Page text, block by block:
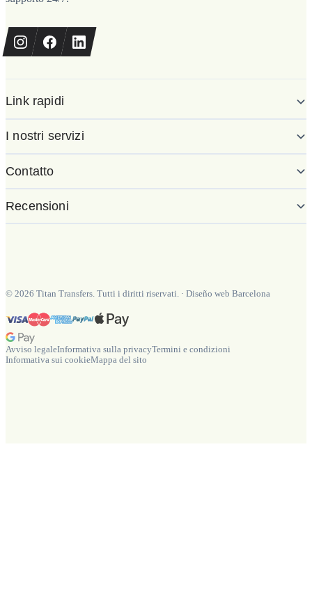
Link rapidi
I nostri servizi
Contatto
Recensioni
© 2026 Titan Transfers. Tutti i diritti riservati. · Diseño web Barcelona
Avviso legaleInformativa sulla privacyTermini e condizioni
Informativa sui cookieMappa del sito